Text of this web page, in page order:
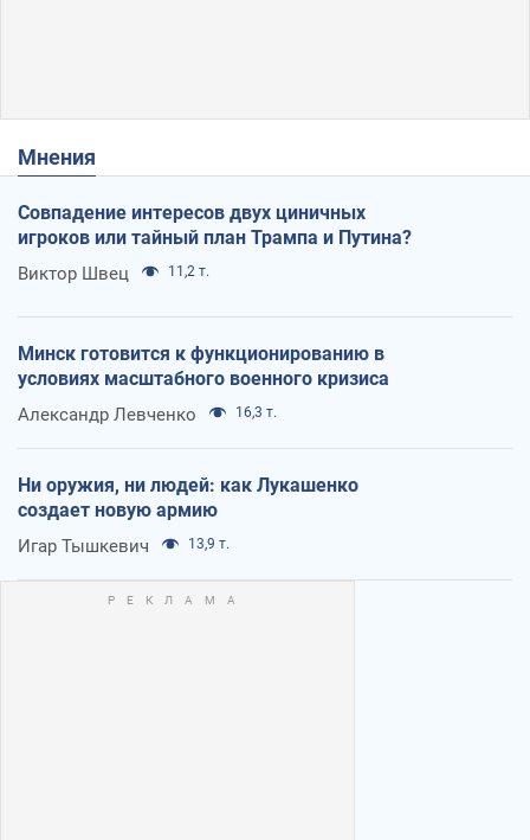
Мнения
Совпадение интересов двух циничных
игроков или тайный план Трампа и Путина?
Виктор Швец 11,2 т.
Минск готовится к функционированию в
условиях масштабного военного кризиса
Александр Левченко 16,3 т.
Ни оружия, ни людей: как Лукашенко
создает новую армию
Игар Тышкевич 13,9 т.